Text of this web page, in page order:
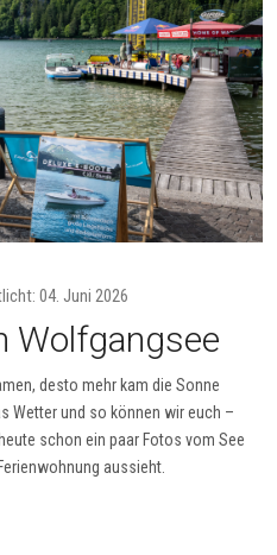
04. Juni 2026
Wolfgangsee
desto mehr kam die Sonne
Wetter und so können wir euch –
schon ein paar Fotos vom See
aussieht.